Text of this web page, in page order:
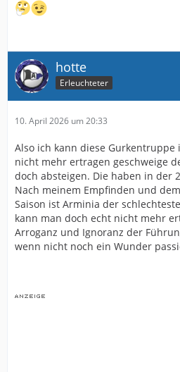
hotte
Erleuchteter
10. April 2026 um 20:33
Also ich kann diese
nicht mehr ertragen geschweige
doch absteigen. Die haben in der
Nach meinem Empfinden und
Saison ist Arminia der
kann man doch echt nicht mehr
Arroganz und Ignoranz der
wenn nicht noch ein Wunder